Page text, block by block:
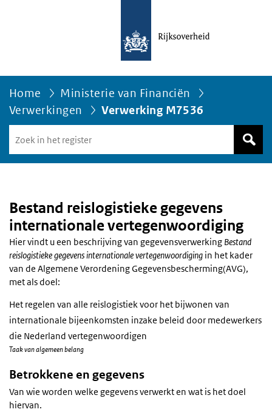
Home
Ministerie van Financiën
Verwerkingen
Verwerking M7536
in
het
Bestand reislogistieke gegevens
internationale vertegenwoordiging
Hier vindt u een beschrijving van gegevensverwerking Bestand
reislogistieke gegevens internationale vertegenwoordiging in het kader
van de Algemene Verordening Gegevensbescherming(AVG),
met als doel:
Het regelen van alle reislogistiek voor het bijwonen van
internationale bijeenkomsten inzake beleid door medewerkers
die Nederland vertegenwoordigen
Taak van algemeen belang
Betrokkene en gegevens
Van wie worden welke gegevens verwerkt en wat is het doel
hiervan.